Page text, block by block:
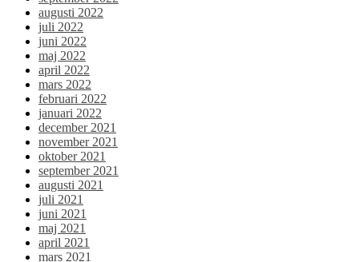
augusti 2022
juli 2022
juni 2022
maj 2022
april 2022
mars 2022
februari 2022
januari 2022
december 2021
november 2021
oktober 2021
september 2021
augusti 2021
juli 2021
juni 2021
maj 2021
april 2021
mars 2021